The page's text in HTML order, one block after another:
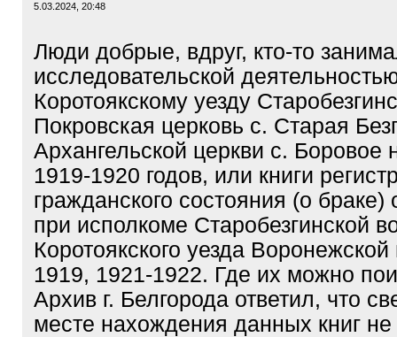
5.03.2024, 20:48
Люди добрые, вдруг, кто-то
исследовательской
Коротоякскому уезду
Покровская церковь с. Старая
Архангельской церкви с.
1919-1920 годов, или книги
гражданского состояния (о
при исполкоме Старобезгинской
Коротоякского уезда Воронежской
1919, 1921-1922. Где их можно
Архив г. Белгорода ответил, что
месте нахождения данных книг не